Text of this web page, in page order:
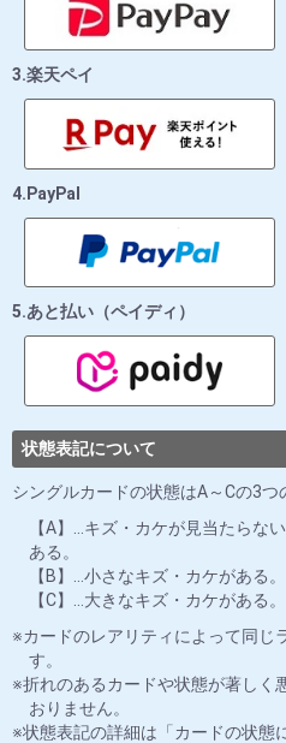
3.楽天ペイ
4.PayPal
5.あと払い（ペイディ）
状態表記について
シングルカードの状態はA～Cの3つ
【A】…キズ・カケが見当たらな
ある。
【B】…小さなキズ・カケがある。
【C】…大きなキズ・カケがある。
カードのレアリティによって同じ
す。
折れのあるカードや状態が著しく
おりません。
状態表記の詳細は「カードの状態